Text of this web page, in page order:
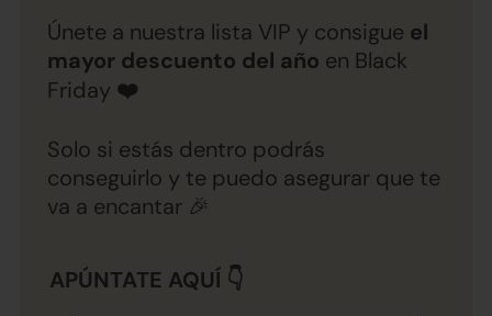
Únete a nuestra lista VIP y consigue el
mayor descuento del año en Black
Friday ❤️
Solo si estás dentro podrás
conseguirlo y te puedo asegurar que te
va a encantar 🎉
APÚNTATE AQUÍ 👇